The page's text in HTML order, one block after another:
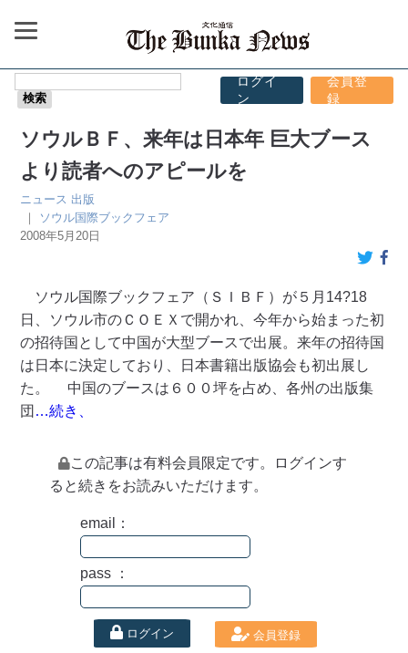
ログイ
ン
会員登
録
ソウルＢＦ、来年は日本年 巨大ブース
より読者へのアピールを
ニュース 出版
｜
ソウル国際ブックフェア
2008年5月20日
ソウル国際ブックフェア（ＳＩＢＦ）が５月14?18
日、ソウル市のＣＯＥＸで開かれ、今年から始まった初
の招待国として中国が大型ブースで出展。来年の招待国
は日本に決定しており、日本書籍出版協会も初出展し
た。 中国のブースは６００坪を占め、各州の出版集
団 …続き、
この記事は有料会員限定です。ログインす
ると続きをお読みいただけます。
email：
pass ：
ログイン 会員登録